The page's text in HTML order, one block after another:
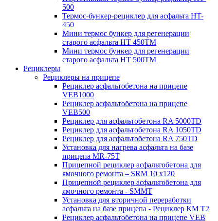
500
Термос-бункер-рециклер для асфальта HT-
450
Мини термос бункер для регенерации
старого асфальта НТ 450ТМ
Мини термос бункер для регенерации
старого асфальта НТ 500ТМ
Рециклеры
Рециклеры на прицепе
Рециклер асфальтобетона на прицепе
VEB1000
Рециклер асфальтобетона на прицепе
VEB500
Рециклер для асфальтобетона RA 5000TD
Рециклер для асфальтобетона RA 1050TD
Рециклер для асфальтобетона RA 750TD
Установка для нагрева асфальта на базе
прицепа MR-75T
Прицепной рециклер асфальтобетона для
ямочного ремонта – SRM 10 x120
Прицепной рециклер асфальтобетона для
ямочного ремонта - SMMT
Установка для вторичной переработки
асфальта на базе прицепа - Рециклер КМ T2
Рециклер асфальтобетона на прицепе VEB